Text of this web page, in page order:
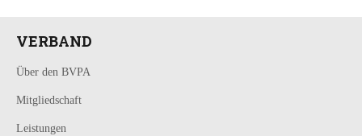
VERBAND
Über den BVPA
Mitgliedschaft
Leistungen